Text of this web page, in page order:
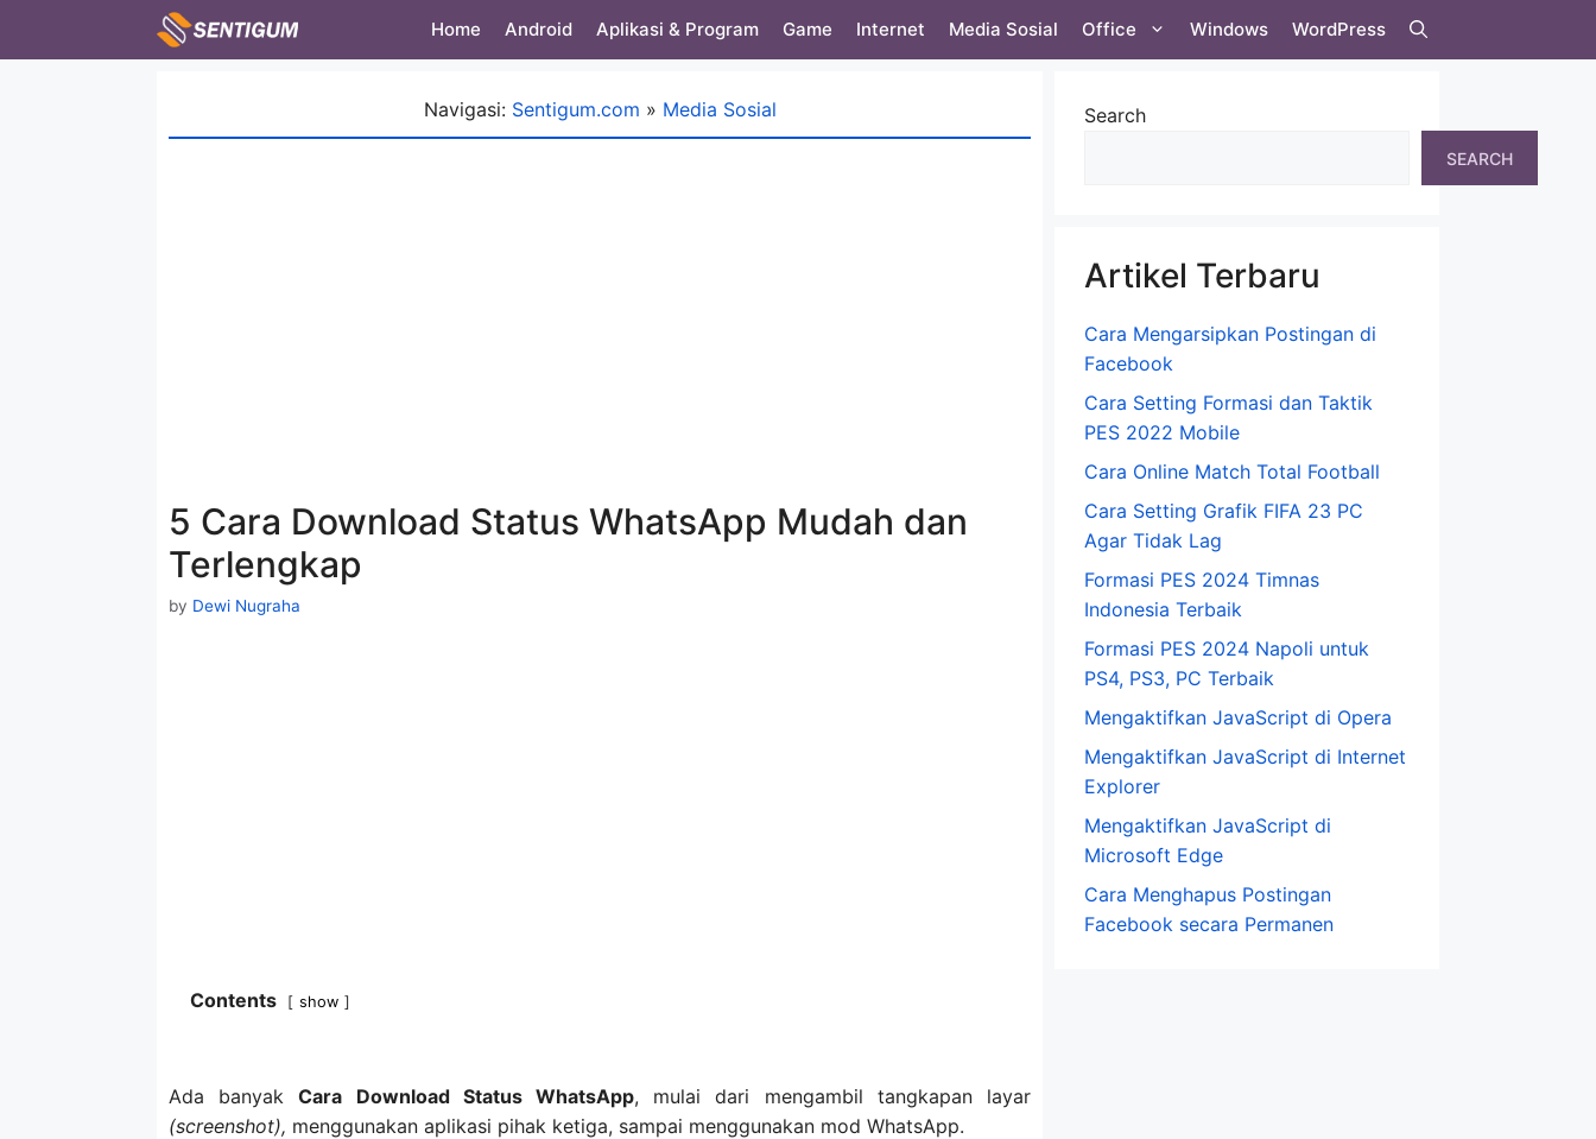
Home Android Aplikasi & Program Game Internet Media Sosial Office Windows WordPress
Navigasi: Sentigum.com » Media Sosial
5 Cara Download Status WhatsApp Mudah dan
Terlengkap
by Dewi Nugraha
Contents show
Ada banyakCara Download Status WhatsApp, mulai dari mengambil tangkapan layar
(screenshot), menggunakan aplikasi pihak ketiga, sampai menggunakan mod WhatsApp.
Search
SEARCH
Artikel Terbaru
Cara Mengarsipkan Postingan di
Facebook
Cara Setting Formasi dan Taktik
PES 2022 Mobile
Cara Online Match Total Football
Cara Setting Grafik FIFA 23 PC
Agar Tidak Lag
Formasi PES 2024 Timnas
Indonesia Terbaik
Formasi PES 2024 Napoli untuk
PS4, PS3, PC Terbaik
Mengaktifkan JavaScript di Opera
Mengaktifkan JavaScript di Internet
Explorer
Mengaktifkan JavaScript di
Microsoft Edge
Cara Menghapus Postingan
Facebook secara Permanen